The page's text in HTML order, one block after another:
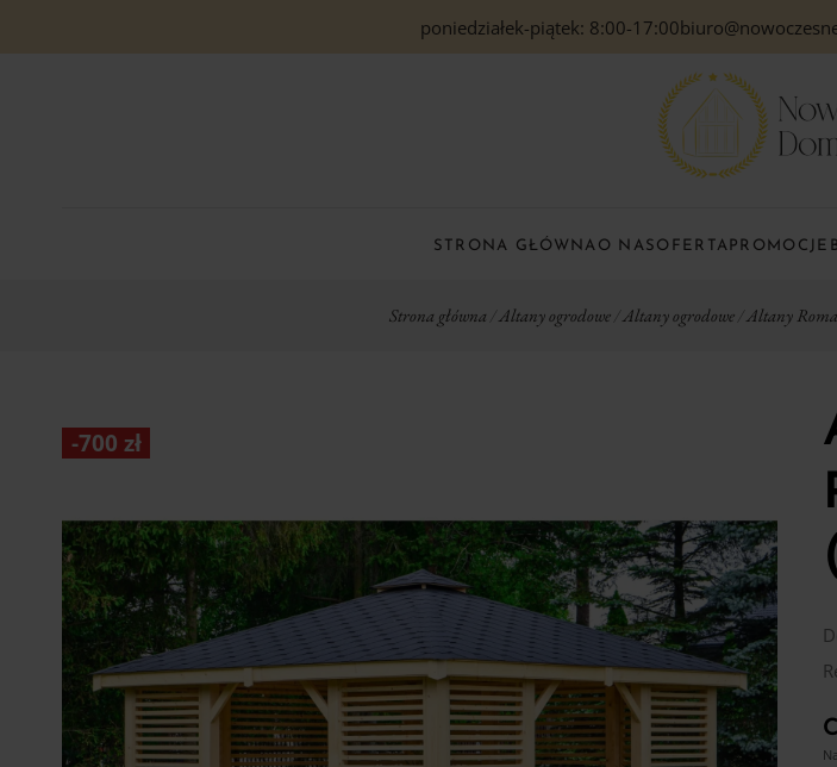
poniedziałek-piątek: 8:00-17:00
STRONA GŁÓWNA O NAS OFERTA PROMOCJE
Strona główna Altany ogrodowe/ Altany ogrodowe/ Altany Roma
-700 zł